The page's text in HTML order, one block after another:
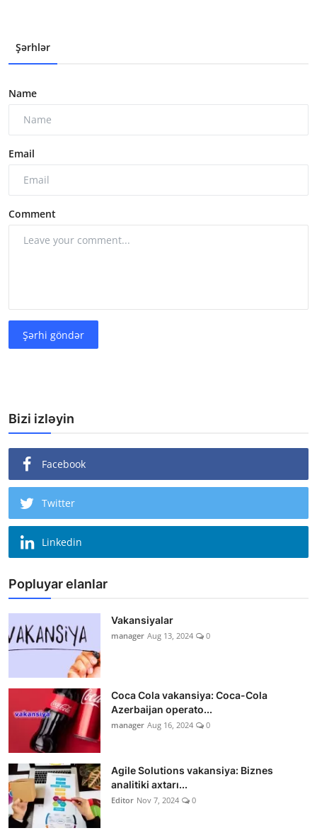
Şərhlər
Name
Email
Comment
Şərhi göndər
Bizi izləyin
Facebook
Twitter
Linkedin
Popluyar elanlar
Vakansiyalar
manager Aug 13, 2024 0
Coca Cola vakansiya: Coca-Cola
Azerbaijan operato...
manager Aug 16, 2024 0
Agile Solutions vakansiya: Biznes
analitiki axtarı...
Editor Nov 7, 2024 0